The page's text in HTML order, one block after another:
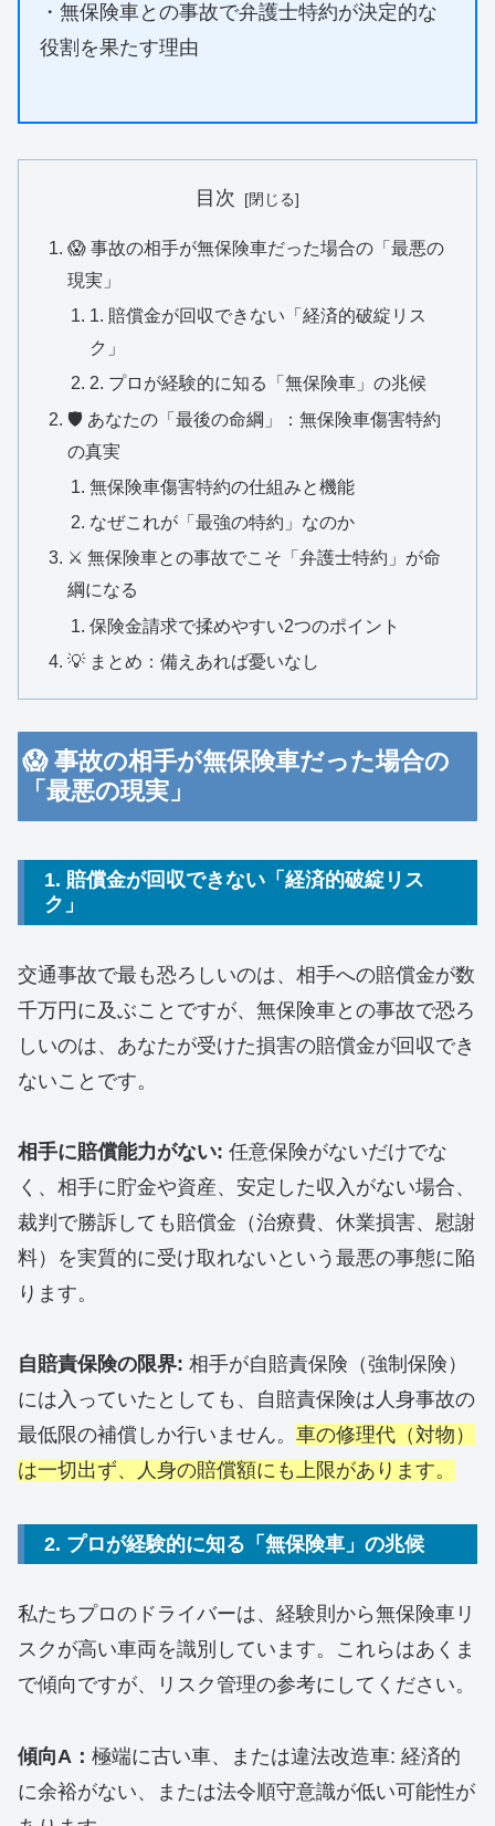
・無保険車との事故で弁護士特約が決定的な
役割を果たす理由
目次
​😱 事故の相手が無保険車だった場合の「最悪の
現実」
​1. 賠償金が回収できない「経済的破綻リス
ク」
​2. プロが経験的に知る「無保険車」の兆候
​🛡️ あなたの「最後の命綱」：無保険車傷害特約
の真実
​無保険車傷害特約の仕組みと機能
​なぜこれが「最強の特約」なのか
​⚔️ 無保険車との事故でこそ「弁護士特約」が命
綱になる
​保険金請求で揉めやすい2つのポイント
​💡 まとめ：備えあれば憂いなし
​😱 事故の相手が無保険車だった場合の
「最悪の現実」
​1. 賠償金が回収できない「経済的破綻リス
ク」
​交通事故で最も恐ろしいのは、相手への賠償金が数
千万円に及ぶことですが、無保険車との事故で恐ろ
しいのは、あなたが受けた損害の賠償金が回収でき
ないことです。
相手に賠償能力がない: 任意保険がないだけでな
く、相手に貯金や資産、安定した収入がない場合、
裁判で勝訴しても賠償金（治療費、休業損害、慰謝
料）を実質的に受け取れないという最悪の事態に陥
ります。
自賠責保険の限界: 相手が自賠責保険（強制保険）
には入っていたとしても、自賠責保険は人身事故の
最低限の補償しか行いません。 車の修理代（対物）
は一切出ず、人身の賠償額にも上限があります。
​2. プロが経験的に知る「無保険車」の兆候
​私たちプロのドライバーは、経験則から無保険車リ
スクが高い車両を識別しています。これらはあくま
で傾向ですが、リスク管理の参考にしてください。
傾向A： 極端に古い車、または違法改造車: 経済的
に余裕がない、または法令順守意識が低い可能性が